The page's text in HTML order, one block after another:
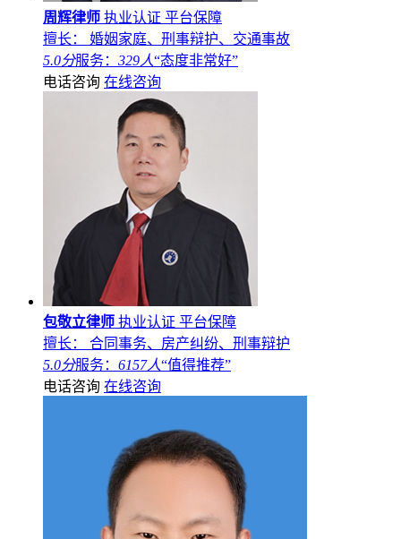
周辉律师 执业认证 平台保障
擅长： 婚姻家庭、刑事辩护、交通事故
5.0分服务： 329人“态度非常好”
电话咨询 在线咨询
包敬立律师 执业认证 平台保障
擅长： 合同事务、房产纠纷、刑事辩护
5.0分服务： 6157人“值得推荐”
电话咨询 在线咨询